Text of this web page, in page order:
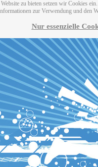
zu bieten setzen wir Cookies
zur Verwendung und den
Nur essenzielle